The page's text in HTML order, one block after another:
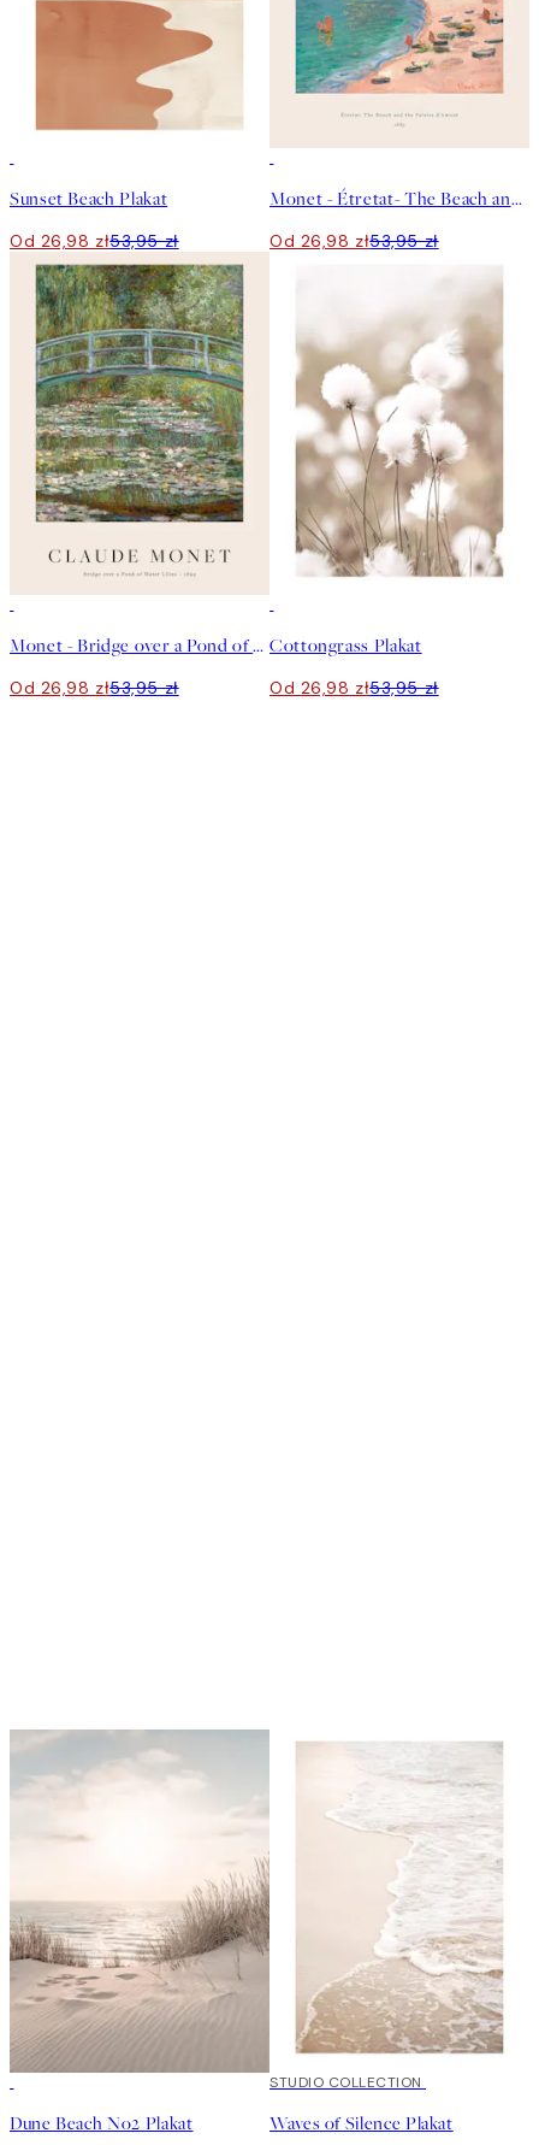
Sunset Beach Plakat
Od 26,98 zł53,95 zł
Monet - Étretat- The Beach and the Falaise d'Amont Plakat
Od 26,98 zł53,95 zł
Monet - Bridge over a Pond of Water Lilies Plakat
Od 26,98 zł53,95 zł
Cottongrass Plakat
Od 26,98 zł53,95 zł
Dune Beach No2 Plakat
50%*
STUDIO COLLECTION
Waves of Silence Plakat